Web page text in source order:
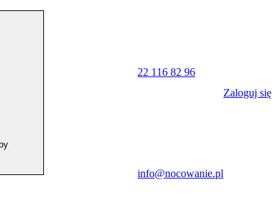
22 116 82 96
info@nocowanie.pl
Zaloguj się